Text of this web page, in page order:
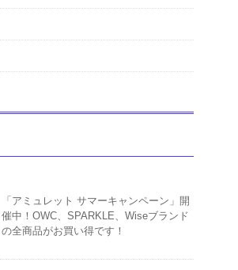
「アミュレット サマーキャンペーン」開
催中！OWC、SPARKLE、Wiseブランド
の全商品がお買い得です！